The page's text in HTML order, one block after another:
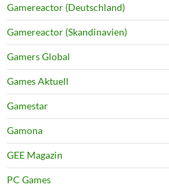
Gamereactor (Deutschland)
Gamereactor (Skandinavien)
Gamers Global
Games Aktuell
Gamestar
Gamona
GEE Magazin
PC Games